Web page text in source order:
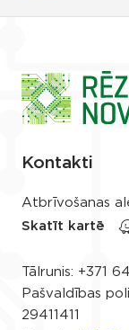
Kontakti
Atbrīvošanas
Skatīt kartē
Tālrunis: +371
Pašvaldības
29411411